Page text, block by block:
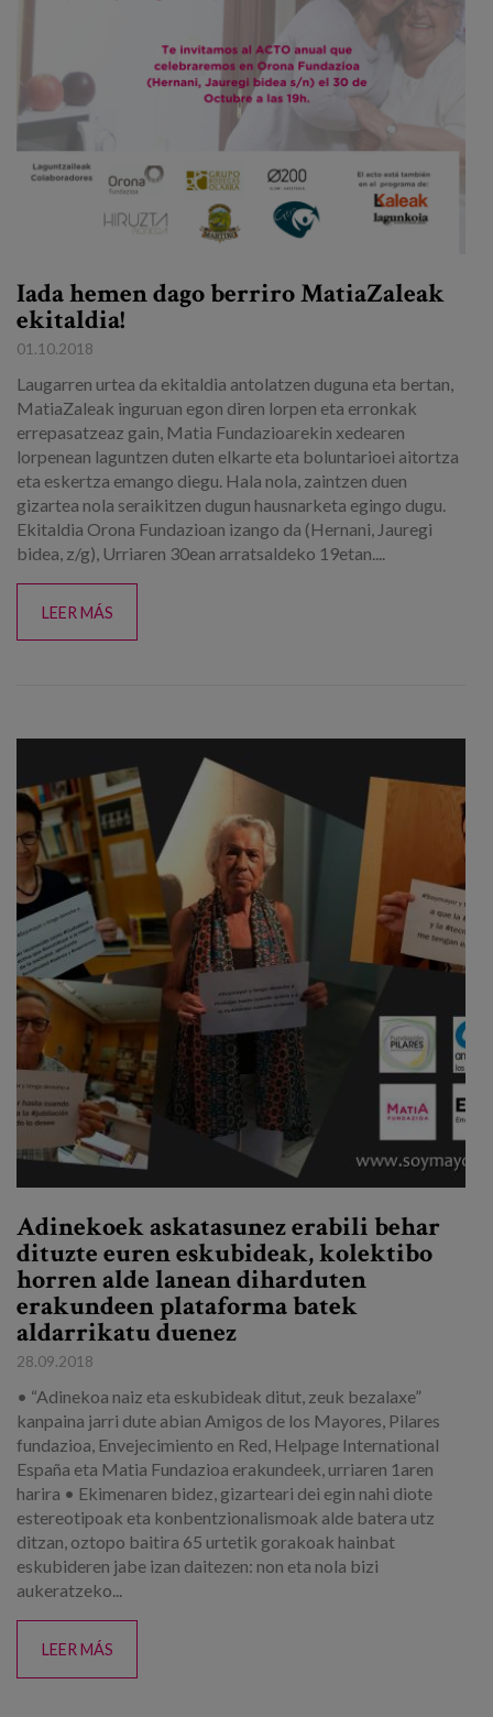
Egizu lan gurekin
es
eu
Iada hemen dago berriro MatiaZaleak
ekitaldia!
01.10.2018
Laugarren urtea da ekitaldia antolatzen duguna eta bertan,
MatiaZaleak inguruan egon diren lorpen eta erronkak
errepasatzeaz gain, Matia Fundazioarekin xedearen
lorpenean laguntzen duten elkarte eta boluntarioei aitortza
eta eskertza emango diegu. Hala nola, zaintzen duen
gizartea nola seraikitzen dugun hausnarketa egingo dugu.
Ekitaldia Orona Fundazioan izango da (Hernani, Jauregi
bidea, z/g), Urriaren 30ean arratsaldeko 19etan....
LEER MÁS
Adinekoek askatasunez erabili behar
dituzte euren eskubideak, kolektibo
horren alde lanean diharduten
erakundeen plataforma batek
aldarrikatu duenez
28.09.2018
• “Adinekoa naiz eta eskubideak ditut, zeuk bezalaxe”
kanpaina jarri dute abian Amigos de los Mayores, Pilares
fundazioa, Envejecimiento en Red, Helpage International
España eta Matia Fundazioa erakundeek, urriaren 1aren
harira • Ekimenaren bidez, gizarteari dei egin nahi diote
estereotipoak eta konbentzionalismoak alde batera utz
ditzan, oztopo baitira 65 urtetik gorakoak hainbat
eskubideren jabe izan daitezen: non eta nola bizi
aukeratzeko...
LEER MÁS